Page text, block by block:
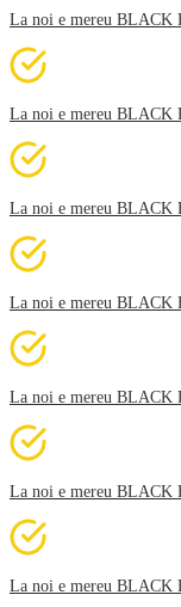
La noi e mereu BLACK
La noi e mereu BLACK
La noi e mereu BLACK
La noi e mereu BLACK
La noi e mereu BLACK
La noi e mereu BLACK
La noi e mereu BLACK